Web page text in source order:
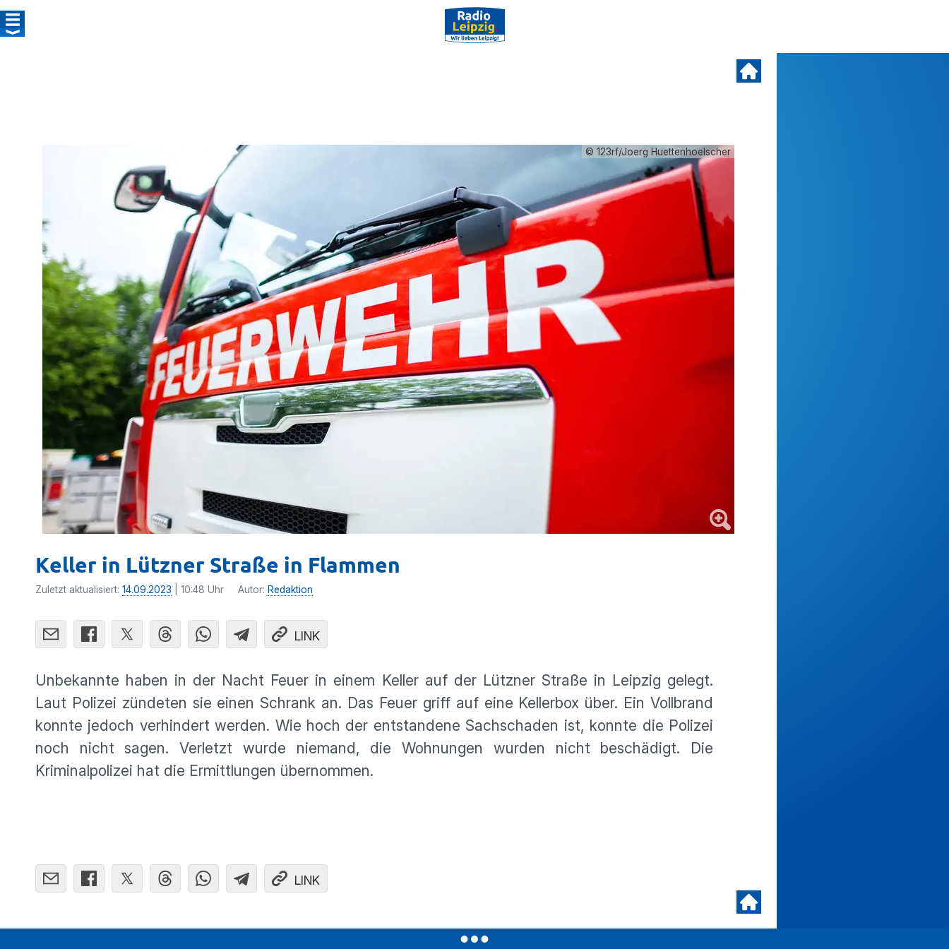
© 123rf/Joerg Huettenhoelscher
Keller in Lützner Straße in Flammen
Zuletzt aktualisiert: 14.09.2023 | 10:48 Uhr Autor: Redaktion
LINK
Unbekannte haben in der Nacht Feuer in einem Keller auf der Lützner Straße in Leipzig gelegt.
Laut Polizei zündeten sie einen Schrank an. Das Feuer griff auf eine Kellerbox über. Ein Vollbrand
konnte jedoch verhindert werden. Wie hoch der entstandene Sachschaden ist, konnte die Polizei
noch nicht sagen. Verletzt wurde niemand, die Wohnungen wurden nicht beschädigt. Die
Kriminalpolizei hat die Ermittlungen übernommen.
LINK